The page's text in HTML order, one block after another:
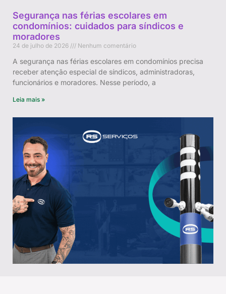
Segurança nas férias escolares em
condomínios: cuidados para síndicos e
moradores
24 de julho de 2026 Nenhum comentário
A segurança nas férias escolares em condomínios precisa
receber atenção especial de síndicos, administradoras,
funcionários e moradores. Nesse período, a
Leia mais »